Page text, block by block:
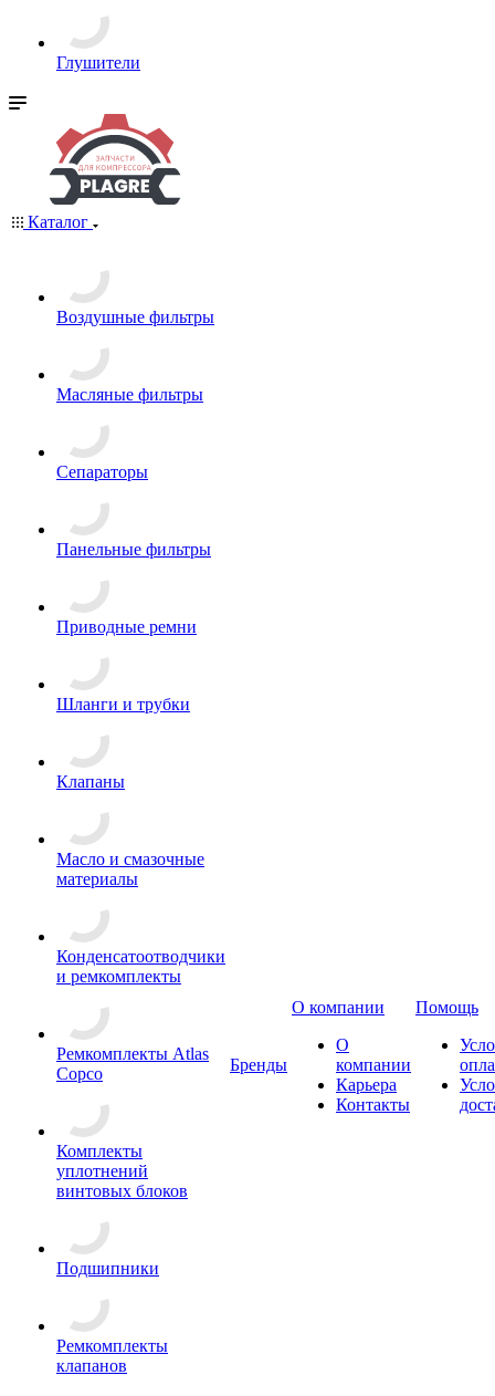
Глушители
Каталог
Воздушные фильтры
Масляные фильтры
Сепараторы
Панельные фильтры
Приводные ремни
Шланги и трубки
Клапаны
Масло и смазочные
материалы
Конденсатоотводчики
и ремкомплекты
Ремкомплекты Atlas
Copco
Комплекты
уплотнений
винтовых блоков
Подшипники
Ремкомплекты
клапанов
Бренды
О компании
О
компании
Карьера
Контакты
Помощь